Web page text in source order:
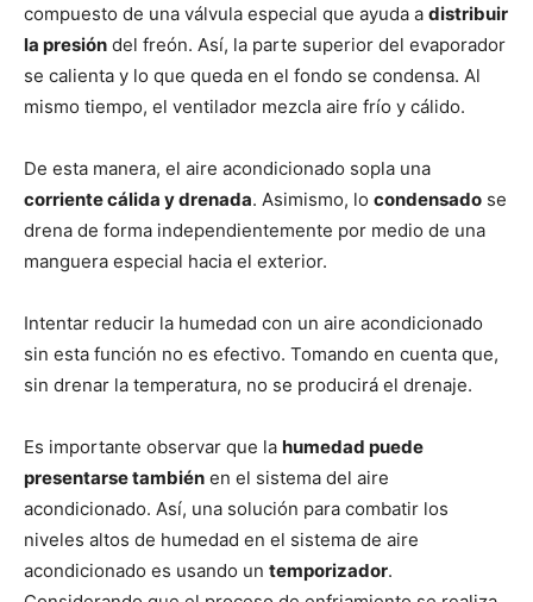
compuesto de una válvula especial que ayuda a distribuir
la presión del freón. Así, la parte superior del evaporador
se calienta y lo que queda en el fondo se condensa. Al
mismo tiempo, el ventilador mezcla aire frío y cálido.
De esta manera, el aire acondicionado sopla una
corriente cálida y drenada. Asimismo, lo condensado se
drena de forma independientemente por medio de una
manguera especial hacia el exterior.
Intentar reducir la humedad con un aire acondicionado
sin esta función no es efectivo. Tomando en cuenta que,
sin drenar la temperatura, no se producirá el drenaje.
Es importante observar que la humedad puede
presentarse también en el sistema del aire
acondicionado. Así, una solución para combatir los
niveles altos de humedad en el sistema de aire
acondicionado es usando un temporizador.